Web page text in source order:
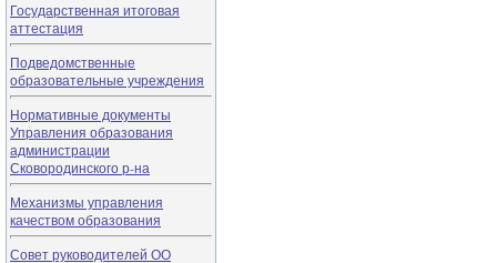
Государственная итоговая
аттестация
Подведомственные
образовательные учреждения
Нормативные документы
Управления образования
администрации
Сковородинского р-на
Механизмы управления
качеством образования
Совет руководителей ОО